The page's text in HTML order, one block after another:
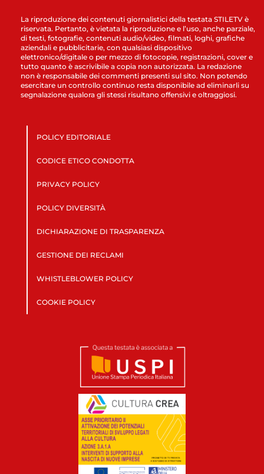
La riproduzione dei contenuti giornalistici della testata STILETV è
riservata. Pertanto, è vietata la riproduzione e l’uso, anche parziale,
di testi, fotografie, contenuti audio/video, filmati, loghi, grafiche
aziendali e pubblicitarie, con qualsiasi dispositivo
elettronico/digitale o per mezzo di fotocopie, registrazioni, cover e
tutto quanto è ascrivibile a copia non autorizzata. La redazione
non è responsabile dei commenti presenti sul sito. Non potendo
esercitare un controllo continuo resta disponibile ad eliminarli su
segnalazione qualora gli stessi risultano offensivi e oltraggiosi.
POLICY EDITORIALE
CODICE ETICO CONDOTTA
PRIVACY POLICY
POLICY DIVERSITÀ
DICHIARAZIONE DI TRASPARENZA
GESTIONE DEI RECLAMI
WHISTLEBLOWER POLICY
COOKIE POLICY